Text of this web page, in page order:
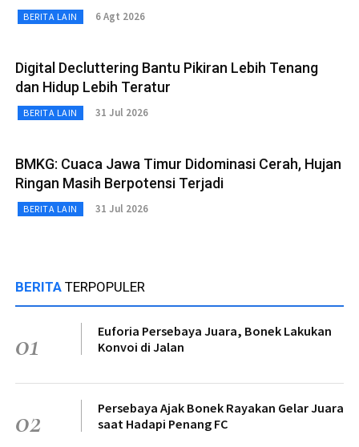
BERITA LAIN 6 Agt 2026
Digital Decluttering Bantu Pikiran Lebih Tenang
dan Hidup Lebih Teratur
BERITA LAIN 31 Jul 2026
BMKG: Cuaca Jawa Timur Didominasi Cerah, Hujan
Ringan Masih Berpotensi Terjadi
BERITA LAIN 31 Jul 2026
BERITA TERPOPULER
01
Euforia Persebaya Juara, Bonek Lakukan
Konvoi di Jalan
02
Persebaya Ajak Bonek Rayakan Gelar Juara
saat Hadapi Penang FC